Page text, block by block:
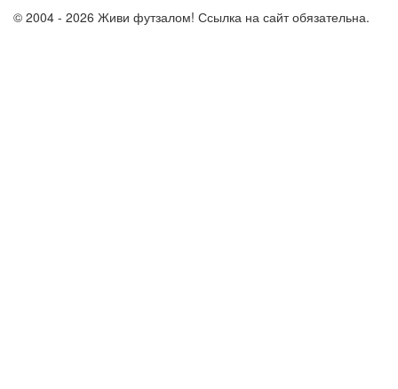
© 2004 - 2026 Живи футзалом! Ссылка на сайт обязательна.